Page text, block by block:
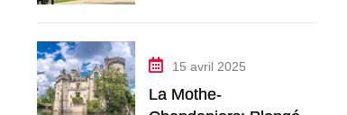
Charles Font Vibrer le
15 avril 2025
La Mothe-